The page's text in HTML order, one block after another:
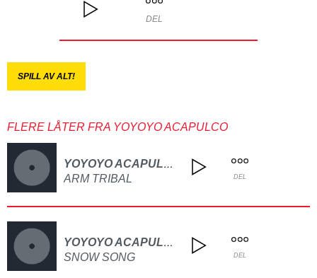
DEL
SPILL AV ALT!
FLERE LÅTER FRA YOYOYO ACAPULCO
YOYOYO ACAPULCO
ARM TRIBAL DEL
YOYOYO ACAPULCO
SNOW SONG DEL